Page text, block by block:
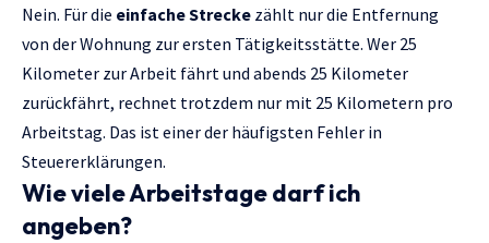
Nein. Für die einfache Strecke zählt nur die Entfernung
von der Wohnung zur ersten Tätigkeitsstätte. Wer 25
Kilometer zur Arbeit fährt und abends 25 Kilometer
zurückfährt, rechnet trotzdem nur mit 25 Kilometern pro
Arbeitstag. Das ist einer der häufigsten Fehler in
Steuererklärungen.
Wie viele Arbeitstage darf ich
angeben?